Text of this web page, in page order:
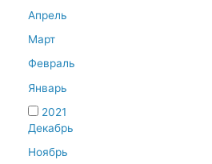
Апрель
Март
Февраль
Январь
2021
Декабрь
Ноябрь